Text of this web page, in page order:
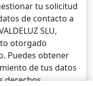
tu solicitud
de contacto a
SLU,
otorgado
Puedes obtener
de tus datos
derechos,